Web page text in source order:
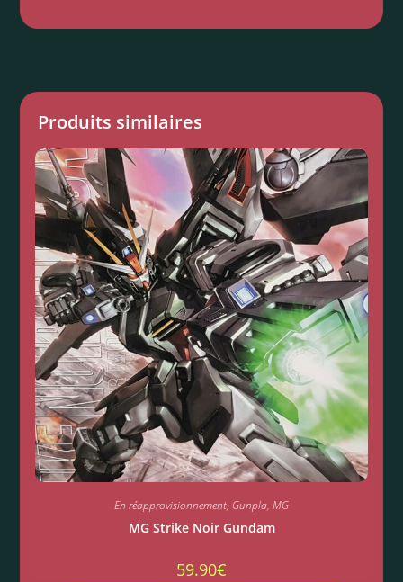
Produits similaires
En réapprovisionnement, Gunpla, MG
MG Strike Noir Gundam
59.90€